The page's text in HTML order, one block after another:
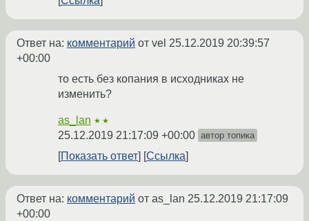
Ответ на: комментарий от vel 25.12.2019 20:39:57
+00:00
то есть без копания в исходниках не
изменить?
as_lan ★★
25.12.2019 21:17:09 +00:00 автор топика
Показать ответ Ссылка
Ответ на: комментарий от as_lan 25.12.2019 21:17:09
+00:00